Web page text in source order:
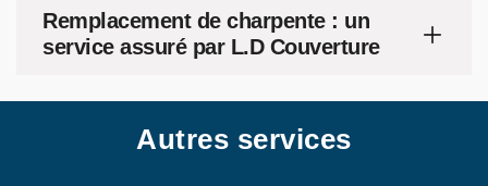
Remplacement de charpente : un
service assuré par L.D Couverture
Autres services